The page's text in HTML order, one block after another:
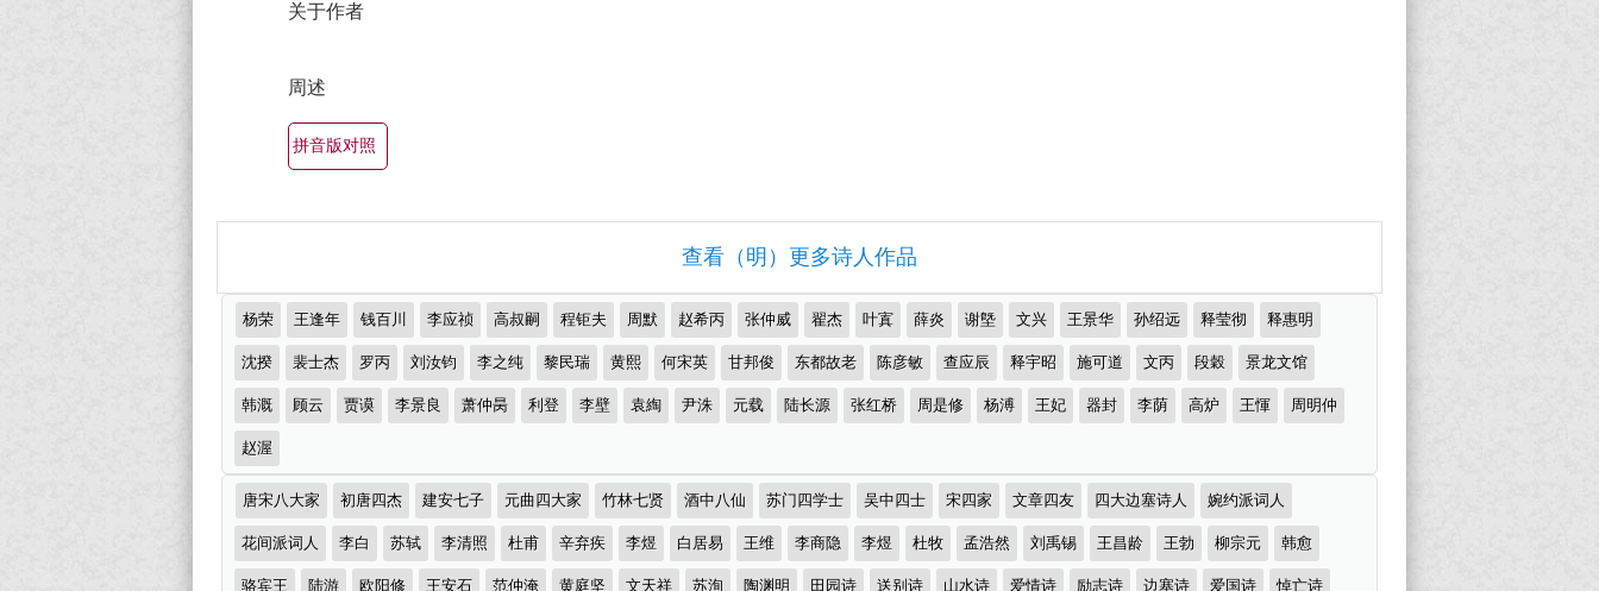
有
锦）-
诗
词
大
全
美
有
名
诗
大
全
（精
选
首）
关于作者
周述
拼音版对照
查看（明）更多诗人作品
推
荐
作
者
杨荣 王逢年 钱百川 李应祯 高叔嗣 程钜夫 周默 赵希丙 张仲威 翟杰 叶寘 薛炎 谢墍 文兴 王景华 孙绍远 释莹彻 释惠明
沈揆 裴士杰 罗丙 刘汝钧 李之纯 黎民瑞 黄熙 何宋英 甘邦俊 东都故老 陈彦敏 查应辰 释宇昭 施可道 文丙 段穀 景龙文馆
韩溉 顾云 贾谟 李景良 萧仲昺 利登 李壁 袁綯 尹洙 元载 陆长源 张红桥 周是修 杨溥 王妃 器封 李荫 高炉 王惲 周明仲
赵渥
诗
词
分
类
唐宋八大家 初唐四杰 建安七子 元曲四大家 竹林七贤 酒中八仙 苏门四学士 吴中四士 宋四家 文章四友 四大边塞诗人 婉约派词人
花间派词人 李白 苏轼 李清照 杜甫 辛弃疾 李煜 白居易 王维 李商隐 李煜 杜牧 孟浩然 刘禹锡 王昌龄 王勃 柳宗元 韩愈
骆宾王 陆游 欧阳修 王安石 范仲淹 黄庭坚 文天祥 苏洵 陶渊明 田园诗 送别诗 山水诗 爱情诗 励志诗 边塞诗 爱国诗 悼亡诗